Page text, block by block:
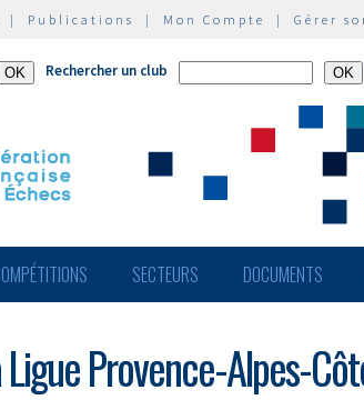
| Publications | Mon Compte | Gérer
Rechercher un club
SECTEURS DOCUMENTS
Provence-Alpes-